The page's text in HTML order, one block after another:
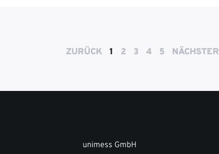
ZURÜCK 1 2 3 4 5 NÄCHSTER
unimess GmbH